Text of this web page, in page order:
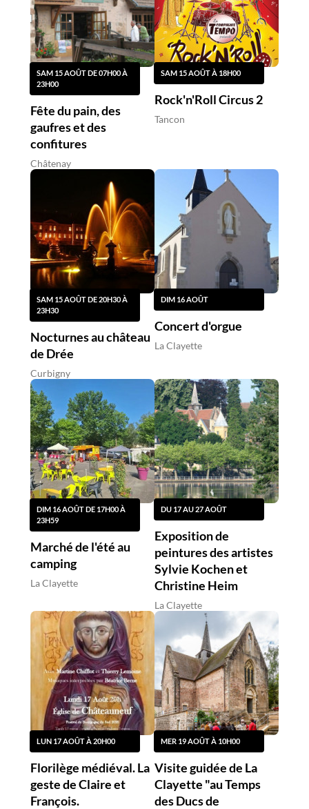
SAM 15 AOÛT DE 07H00 À
23H00
Fête du pain, des
gaufres et des
confitures
Châtenay
SAM 15 AOÛT À 18H00
Rock'n'Roll Circus 2
Tancon
SAM 15 AOÛT DE 20H30 À
23H30
Nocturnes au château
de Drée
Curbigny
DIM 16 AOÛT
Concert d'orgue
La Clayette
DIM 16 AOÛT DE 17H00 À
23H59
Marché de l'été au
camping
La Clayette
DU 17 AU 27 AOÛT
Exposition de
peintures des artistes
Sylvie Kochen et
Christine Heim
La Clayette
LUN 17 AOÛT À 20H00
Florilège médiéval. La
geste de Claire et
François.
MER 19 AOÛT À 10H00
Visite guidée de La
Clayette "au Temps
des Ducs de